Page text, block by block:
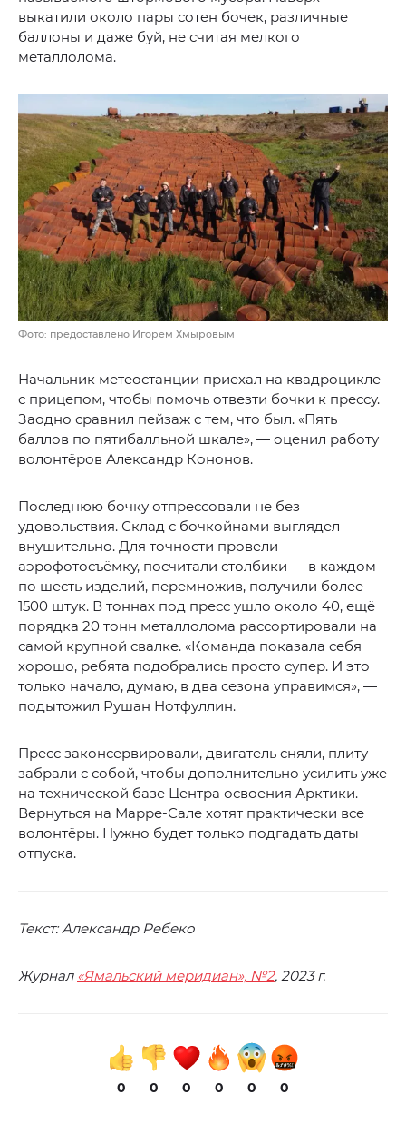
выкатили около пары сотен бочек, различные
баллоны и даже буй, не считая мелкого
металлолома.
Фото: предоставлено Игорем Хмыровым
Начальник метеостанции приехал на квадроцикле
с прицепом, чтобы помочь отвезти бочки к прессу.
Заодно сравнил пейзаж с тем, что был. «Пять
баллов по пятибалльной шкале», — оценил работу
волонтёров Александр Кононов.
Последнюю бочку отпрессовали не без
удовольствия. Склад с бочкойнами выглядел
внушительно. Для точности провели
аэрофотосъёмку, посчитали столбики — в каждом
по шесть изделий, перемножив, получили более
1500 штук. В тоннах под пресс ушло около 40, ещё
порядка 20 тонн металлолома рассортировали на
самой крупной свалке. «Команда показала себя
хорошо, ребята подобрались просто супер. И это
только начало, думаю, в два сезона управимся», —
подытожил Рушан Нотфуллин.
Пресс законсервировали, двигатель сняли, плиту
забрали с собой, чтобы дополнительно усилить уже
на технической базе Центра освоения Арктики.
Вернуться на Марре-Сале хотят практически все
волонтёры. Нужно будет только подгадать даты
отпуска.
Текст: Александр Ребеко
Журнал «Ямальский меридиан», №2, 2023 г.
0 0 0 0 0 0